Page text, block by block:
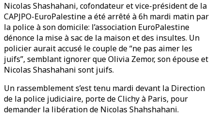
Nicolas Shashahani, cofondateur et vice-président de la
CAPJPO-EuroPalestine a été arrêté à 6h mardi matin par
la police à son domicile: l’association EuroPalestine
dénonce la mise à sac de la maison et des insultes. Un
policier aurait accusé le couple de “ne pas aimer les
juifs”, semblant ignorer que Olivia Zemor, son épouse et
Nicolas Shashahani sont juifs.
Un rassemblement s’est tenu mardi devant la Direction
de la police judiciaire, porte de Clichy à Paris, pour
demander la libération de Nicolas Shahshahani.